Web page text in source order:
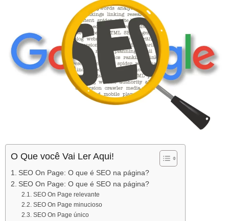
O Que você Vai Ler Aqui!
SEO On Page: O que é SEO na página?
SEO On Page: O que é SEO na página?
SEO On Page relevante
SEO On Page minucioso
SEO On Page único